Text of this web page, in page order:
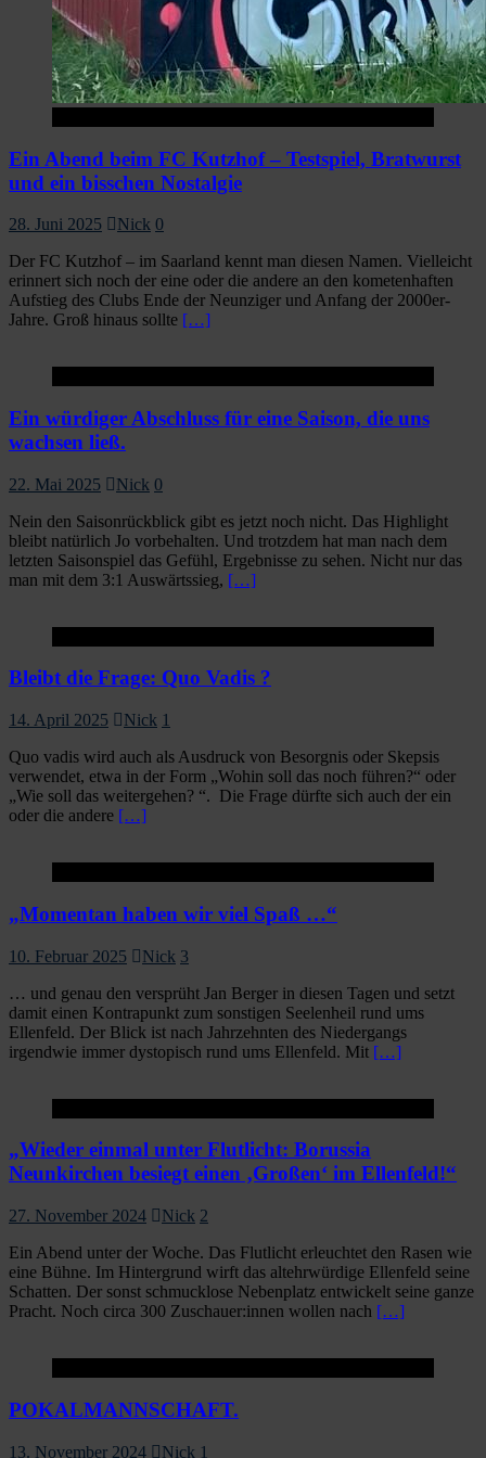
Ein Abend beim FC Kutzhof – Testspiel, Bratwurst
und ein bisschen Nostalgie
28. Juni 2025 Nick 0
Der FC Kutzhof – im Saarland kennt man diesen Namen. Vielleicht
erinnert sich noch der eine oder die andere an den kometenhaften
Aufstieg des Clubs Ende der Neunziger und Anfang der 2000er-
Jahre. Groß hinaus sollte […]
Ein würdiger Abschluss für eine Saison, die uns
wachsen ließ.
22. Mai 2025 Nick 0
Nein den Saisonrückblick gibt es jetzt noch nicht. Das Highlight
bleibt natürlich Jo vorbehalten. Und trotzdem hat man nach dem
letzten Saisonspiel das Gefühl, Ergebnisse zu sehen. Nicht nur das
man mit dem 3:1 Auswärtssieg, […]
Bleibt die Frage: Quo Vadis ?
14. April 2025 Nick 1
Quo vadis wird auch als Ausdruck von Besorgnis oder Skepsis
verwendet, etwa in der Form „Wohin soll das noch führen?“ oder
„Wie soll das weitergehen? “. Die Frage dürfte sich auch der ein
oder die andere […]
„Momentan haben wir viel Spaß …“
10. Februar 2025 Nick 3
… und genau den versprüht Jan Berger in diesen Tagen und setzt
damit einen Kontrapunkt zum sonstigen Seelenheil rund ums
Ellenfeld. Der Blick ist nach Jahrzehnten des Niedergangs
irgendwie immer dystopisch rund ums Ellenfeld. Mit […]
„Wieder einmal unter Flutlicht: Borussia
Neunkirchen besiegt einen ‚Großen‘ im Ellenfeld!“
27. November 2024 Nick 2
Ein Abend unter der Woche. Das Flutlicht erleuchtet den Rasen wie
eine Bühne. Im Hintergrund wirft das altehrwürdige Ellenfeld seine
Schatten. Der sonst schmucklose Nebenplatz entwickelt seine ganze
Pracht. Noch circa 300 Zuschauer:innen wollen nach […]
POKALMANNSCHAFT.
13. November 2024 Nick 1